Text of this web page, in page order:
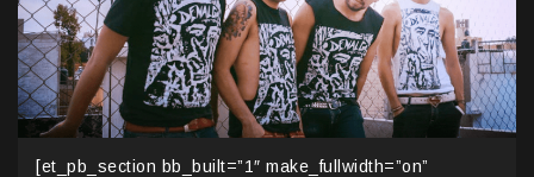
[et_pb_section bb_built=”1″ make_fullwidth=”on”